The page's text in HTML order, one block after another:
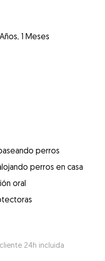
1 Meses
perros
perros en casa
oral
24h incluida